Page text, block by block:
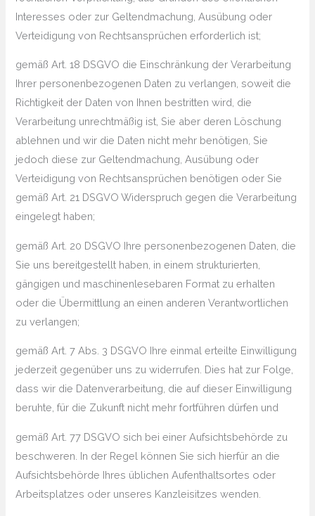
Interesses oder zur Geltendmachung, Ausübung oder
Verteidigung von Rechtsansprüchen erforderlich ist;
gemäß Art. 18 DSGVO die Einschränkung der Verarbeitung
Ihrer personenbezogenen Daten zu verlangen, soweit die
Richtigkeit der Daten von Ihnen bestritten wird, die
Verarbeitung unrechtmäßig ist, Sie aber deren Löschung
ablehnen und wir die Daten nicht mehr benötigen, Sie
jedoch diese zur Geltendmachung, Ausübung oder
Verteidigung von Rechtsansprüchen benötigen oder Sie
gemäß Art. 21 DSGVO Widerspruch gegen die Verarbeitung
eingelegt haben;
gemäß Art. 20 DSGVO Ihre personenbezogenen Daten, die
Sie uns bereitgestellt haben, in einem strukturierten,
gängigen und maschinenlesebaren Format zu erhalten
oder die Übermittlung an einen anderen Verantwortlichen
zu verlangen;
gemäß Art. 7 Abs. 3 DSGVO Ihre einmal erteilte Einwilligung
jederzeit gegenüber uns zu widerrufen. Dies hat zur Folge,
dass wir die Datenverarbeitung, die auf dieser Einwilligung
beruhte, für die Zukunft nicht mehr fortführen dürfen und
gemäß Art. 77 DSGVO sich bei einer Aufsichtsbehörde zu
beschweren. In der Regel können Sie sich hierfür an die
Aufsichtsbehörde Ihres üblichen Aufenthaltsortes oder
Arbeitsplatzes oder unseres Kanzleisitzes wenden.